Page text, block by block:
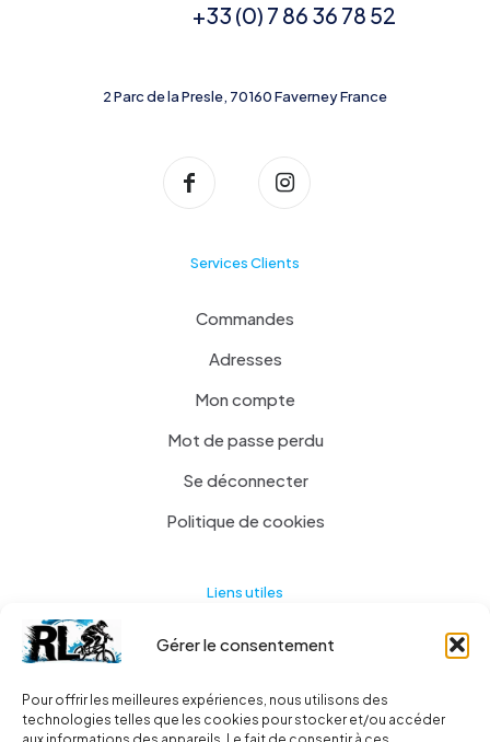
Gérer le consentement
Pour offrir les meilleures expériences, nous utilisons des
technologies telles que les cookies pour stocker et/ou accéder
+33 (0) 7 86 36 78 52
2 Parc de la Presle, 70160 Faverney France
Services Clients
Commandes
Adresses
Mon compte
Mot de passe perdu
Se déconnecter
Politique de cookies
Liens utiles
Actualités
A propos
Contact